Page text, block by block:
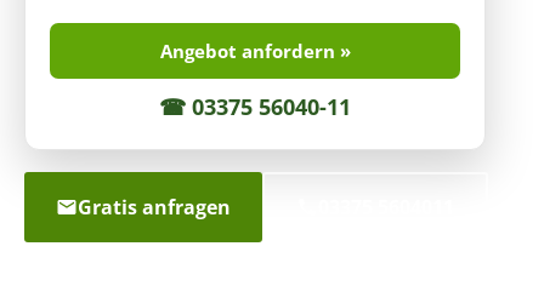
Angebot anfordern »
☎ 03375 56040-11
Gratis anfragen